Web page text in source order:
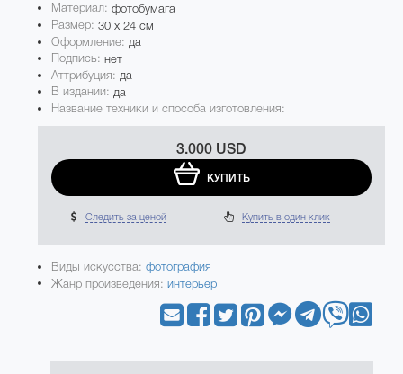
Материал: фотобумага
Размер: 30 x 24 см
Оформление: да
Подпись:нет
Аттрибуция: да
В издании: да
Название техники и способа изготовления:
3.000 USD
КУПИТЬ
Следить за ценой Купить в один клик
Виды искусства:фотография
Жанр произведения: интерьер